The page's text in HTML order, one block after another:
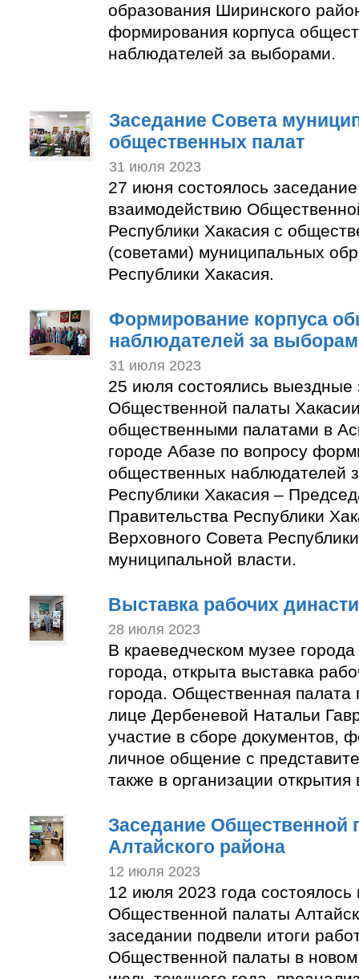
образования Ширинского
формирования корпуса
наблюдателей за выборами.
Заседание Совета
общественных палат
31 июля 2023
27 июня состоялось
взаимодействию
Республики Хакасия с
(советами) муниципальных
Республики Хакасия.
Формирование корпуса
наблюдателей за
31 июля 2023
25 июля состоялись выездные
Общественной палаты
общественными палатами в
городе Абазе по вопросу
общественных наблюдателей
Республики Хакасия –
Правительства Республики
Верховного Совета
муниципальной власти.
Выставка рабочих
28 июля 2023
В краеведческом музее
города, открыта выставка
города. Общественная палата
лице Дербеневой Натальи
участие в сборе документов,
личное общение с
также в организации открытия
Заседание Общественной
Алтайского района
12 июля 2023
12 июля 2023 года состоялось
Общественной палаты
заседании подвели итоги
Общественной палаты в